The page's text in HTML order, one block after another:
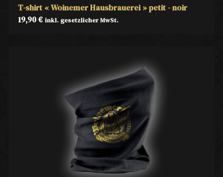
T-shirt « Woinemer Hausbrauerei » petit - noir
19,90€ inkl. gesetzlicher MwSt.